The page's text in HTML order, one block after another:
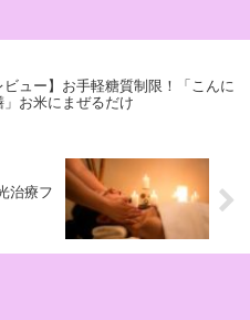
ビュー】お手軽糖質制限！「こんに
」お米にまぜるだけ
治療フ